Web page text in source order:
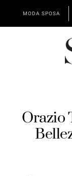
MODA SPOSA
Orazio